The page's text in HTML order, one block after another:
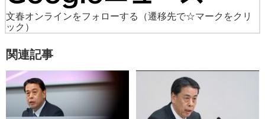
文春オンラインをフォローする
（遷移先で☆マークをクリ
ック）
関連記事